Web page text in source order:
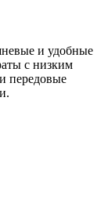
и удобные
с низким
передовые